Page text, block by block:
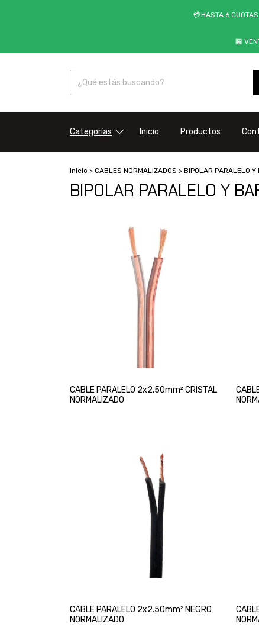
💳HASTA 6
🏪
Categorías Inicio Productos
Inicio > CABLES NORMALIZADOS > BIPOLAR PARALELO Y
BIPOLAR PARALELO Y
CABLE PARALELO 2x2.50mm² CRISTAL
NORMALIZADO
CABLE PARALELO 2x2.50mm² NEGRO
NORMALIZADO